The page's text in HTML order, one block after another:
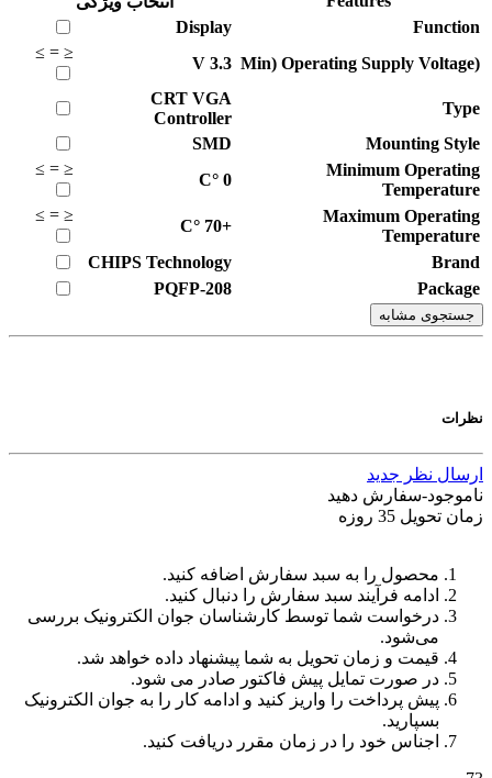
Function
Display
(Min) Operating Supply Voltage
3.3
V
≤
=
≥
Type
CRT VGA
Controller
Mounting Style
SMD
Minimum Operating
Temperature
0
°C
≤
=
≥
Maximum Operating
Temperature
+70
°C
≤
=
≥
Brand
CHIPS Technology
Package
PQFP-208
جستجوی مشابه
نظرات
ارسال نظر جدید
ناموجود-سفارش دهید
زمان تحویل 35 روزه
محصول را به سبد سفارش اضافه کنید.
ادامه فرآیند سبد سفارش را دنبال کنید.
درخواست شما توسط کارشناسان جوان الکترونیک بررسی
می‌شود.
قیمت و زمان تحویل به شما پیشنهاد داده خواهد شد.
در صورت تمایل پیش فاکتور صادر می شود.
پیش پرداخت را واریز کنید و ادامه کار را به جوان الکترونیک
بسپارید.
اجناس خود را در زمان مقرر دریافت کنید.